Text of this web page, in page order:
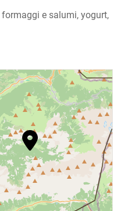
e salumi, yogurt,